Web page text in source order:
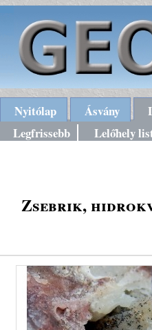
Nyitólap Ásvány
Legfrissebb
Lelőhely
Zsebrik,